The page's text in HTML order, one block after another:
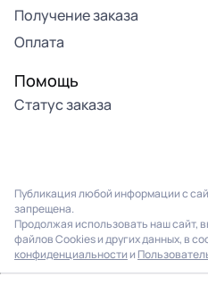
Получение заказа
Оплата
Помощь
Статус заказа
Публикация любой информации с
запрещена.
Продолжая использовать наш сайт,
файлов Cookies и других данных, в
конфиденциальности и